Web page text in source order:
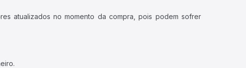
atualizados no momento da compra, pois podem sofrer